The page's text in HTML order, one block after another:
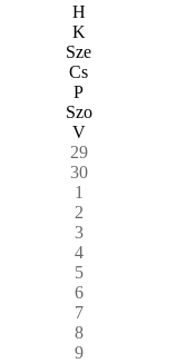
H
K
Sze
Cs
P
Szo
V
29
30
1
2
3
4
5
6
7
8
9